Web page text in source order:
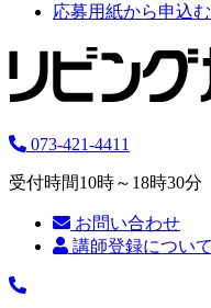
応募用紙から申込む
073-421-4411
受付時間10時～18時30分
お問い合わせ
講師登録について